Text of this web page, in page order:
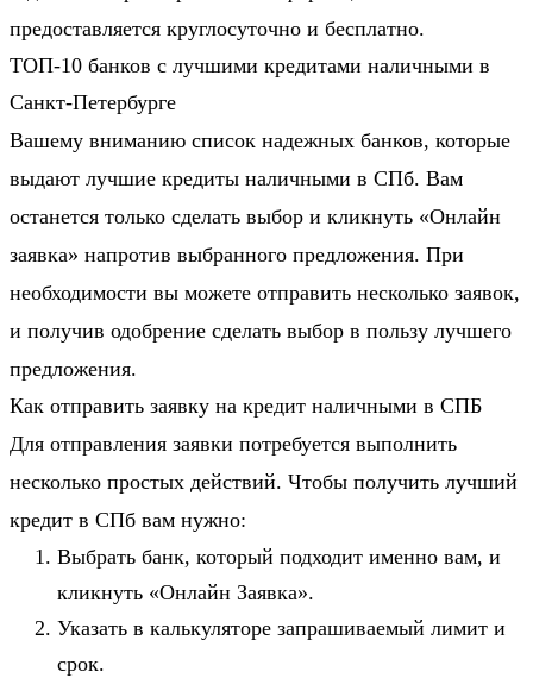
предоставляется круглосуточно и бесплатно.
ТОП-10 банков с лучшими кредитами наличными в
Санкт-Петербурге
Вашему вниманию список надежных банков, которые
выдают лучшие кредиты наличными в СПб. Вам
останется только сделать выбор и кликнуть «Онлайн
заявка» напротив выбранного предложения. При
необходимости вы можете отправить несколько заявок,
и получив одобрение сделать выбор в пользу лучшего
предложения.
Как отправить заявку на кредит наличными в СПБ
Для отправления заявки потребуется выполнить
несколько простых действий. Чтобы получить лучший
кредит в СПб вам нужно:
Выбрать банк, который подходит именно вам, и
кликнуть «Онлайн Заявка».
Указать в калькуляторе запрашиваемый лимит и
срок.